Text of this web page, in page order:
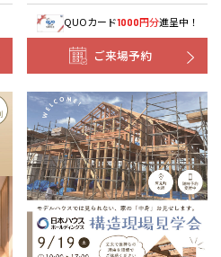
QUOカード1000円分進呈中！
ご来場予約